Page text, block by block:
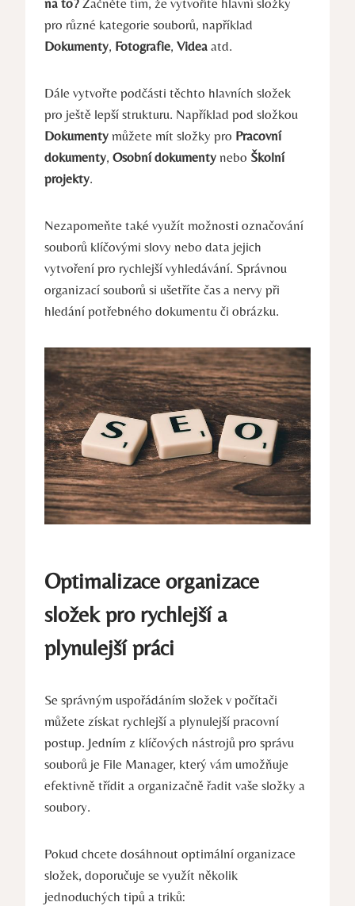
pro různé kategorie souborů, například
Dokumenty, Fotografie, Videa atd.
Dále vytvořte podčásti těchto hlavních složek
pro ještě lepší strukturu. Například pod složkou
Dokumenty můžete mít složky pro Pracovní
dokumenty, Osobní dokumenty nebo Školní
projekty.
Nezapomeňte také využít možnosti označování
souborů klíčovými slovy nebo data jejich
vytvoření pro rychlejší vyhledávání. Správnou
organizací souborů si ušetříte čas a nervy při
hledání potřebného dokumentu či obrázku.
Optimalizace organizace
složek pro rychlejší a
plynulejší práci
Se správným uspořádáním složek v počítači
můžete získat rychlejší a plynulejší pracovní
postup. Jedním z klíčových nástrojů pro správu
souborů je File Manager, který vám umožňuje
efektivně třídit a organizačně řadit vaše složky a
soubory.
Pokud chcete dosáhnout optimální organizace
složek, doporučuje se využít několik
jednoduchých tipů a triků: